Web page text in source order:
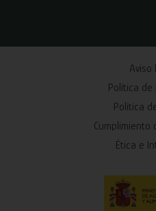
Aviso
Política de
Política
Cumplimiento
Ética e